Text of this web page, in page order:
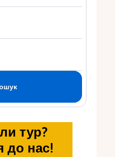
тур?
до нас!